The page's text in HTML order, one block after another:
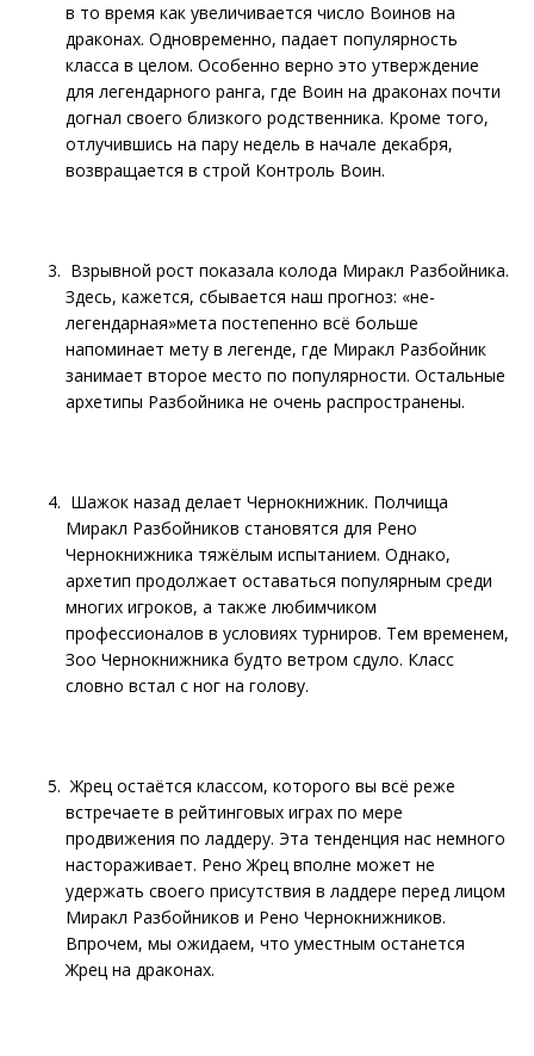
в то время как увеличивается число Воинов на
драконах. Одновременно, падает популярность
класса в целом. Особенно верно это утверждение
для легендарного ранга, где Воин на драконах почти
догнал своего близкого родственника. Кроме того,
отлучившись на пару недель в начале декабря,
возвращается в строй Контроль Воин.
Взрывной рост показала колода Миракл Разбойника.
Здесь, кажется, сбывается наш прогноз: «не-
легендарная»мета постепенно всё больше
напоминает мету в легенде, где Миракл Разбойник
занимает второе место по популярности. Остальные
архетипы Разбойника не очень распространены.
Шажок назад делает Чернокнижник. Полчища
Миракл Разбойников становятся для Рено
Чернокнижника тяжёлым испытанием. Однако,
архетип продолжает оставаться популярным среди
многих игроков, а также любимчиком
профессионалов в условиях турниров. Тем временем,
Зоо Чернокнижника будто ветром сдуло. Класс
словно встал с ног на голову.
Жрец остаётся классом, которого вы всё реже
встречаете в рейтинговых играх по мере
продвижения по ладдеру. Эта тенденция нас немного
настораживает. Рено Жрец вполне может не
удержать своего присутствия в ладдере перед лицом
Миракл Разбойников и Рено Чернокнижников.
Впрочем, мы ожидаем, что уместным останется
Жрец на драконах.